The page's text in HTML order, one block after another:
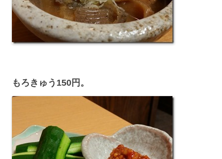
もろきゅう150円。